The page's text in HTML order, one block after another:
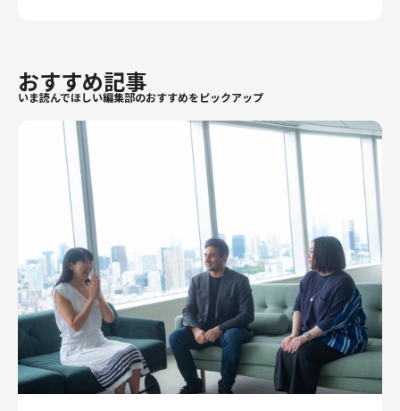
おすすめ記事
いま読んでほしい編集部のおすすめをピックアップ